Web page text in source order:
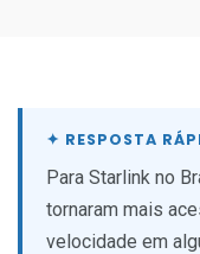
Para Starlink no
tornaram mais
velocidade em